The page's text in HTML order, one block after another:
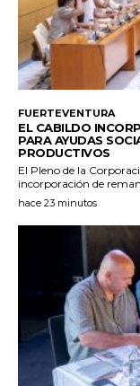
FUERTEVENTURA
EL CABILDO
PARA AYUDAS
PRODUCTIVOS
El Pleno de la
incorporación de
hace 23 minutos